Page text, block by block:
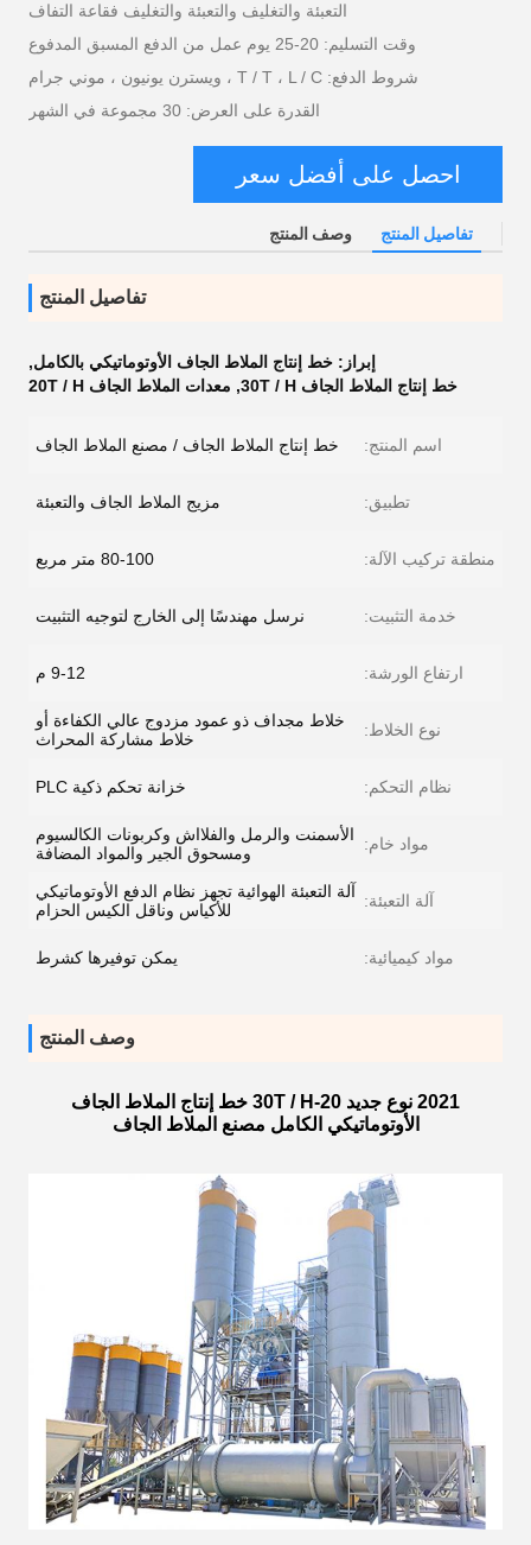
التعبئة والتغليف والتعبئة والتغليف فقاعة التفاف
وقت التسليم: 20-25 يوم عمل من الدفع المسبق المدفوع
شروط الدفع: T / T ، L / C ، ويسترن يونيون ، موني جرام
القدرة على العرض: 30 مجموعة في الشهر
احصل على أفضل سعر
تفاصيل المنتج وصف المنتج
تفاصيل المنتج
إبراز: خط إنتاج الملاط الجاف الأوتوماتيكي بالكامل,
خط إنتاج الملاط الجاف 30T / H
, معدات الملاط الجاف 20T / H
اسم المنتج: خط إنتاج الملاط الجاف / مصنع الملاط الجاف
تطبيق: مزيج الملاط الجاف والتعبئة
منطقة تركيب الآلة: 80-100 متر مربع
خدمة التثبيت: نرسل مهندسًا إلى الخارج لتوجيه التثبيت
ارتفاع الورشة: 9-12 م
نوع الخلاط:
خلاط مجداف ذو عمود مزدوج عالي الكفاءة أو
خلاط مشاركة المحراث
نظام التحكم: خزانة تحكم ذكية PLC
مواد خام:
الأسمنت والرمل والفلااش وكربونات الكالسيوم
ومسحوق الجير والمواد المضافة
آلة التعبئة: آلة التعبئة الهوائية تجهز نظام الدفع الأوتوماتيكي
للأكياس وناقل الكيس الحزام
مواد كيميائية: يمكن توفيرها كشرط
وصف المنتج
2021 نوع جديد 20-30T / H خط إنتاج الملاط الجاف
الأوتوماتيكي الكامل مصنع الملاط الجاف